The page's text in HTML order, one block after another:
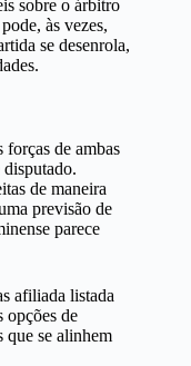
sobre o árbitro
às vezes,
se desenrola,
forças de ambas
disputado.
de maneira
previsão de
parece
afiliada listada
opções de
que se alinhem